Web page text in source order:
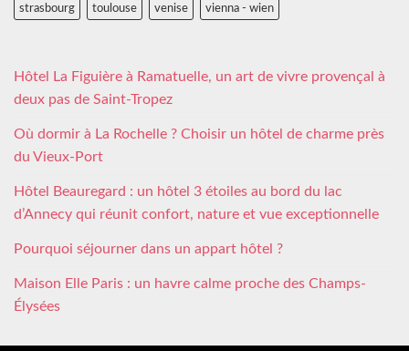
strasbourg toulouse venise vienna - wien
Hôtel La Figuière à Ramatuelle, un art de vivre provençal à
deux pas de Saint-Tropez
Où dormir à La Rochelle ? Choisir un hôtel de charme près
du Vieux-Port
Hôtel Beauregard : un hôtel 3 étoiles au bord du lac
d’Annecy qui réunit confort, nature et vue exceptionnelle
Pourquoi séjourner dans un appart hôtel ?
Maison Elle Paris : un havre calme proche des Champs-
Élysées